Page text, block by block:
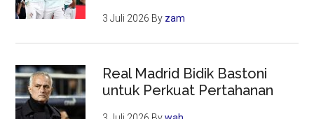
3 Juli 2026 By zam
Real Madrid Bidik Bastoni
untuk Perkuat Pertahanan